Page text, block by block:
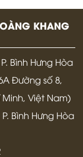
KHANG
Bình Hưng Hòa
Đường số 8,
Minh, Việt Nam)
Bình Hưng Hòa